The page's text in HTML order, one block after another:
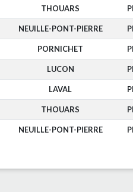
THOUARS
NEUILLE-PONT-PIERRE
PORNICHET
LUCON
LAVAL
THOUARS
NEUILLE-PONT-PIERRE